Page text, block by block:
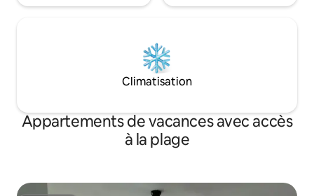
Climatisation
Appartements de vacances avec accès
à la plage